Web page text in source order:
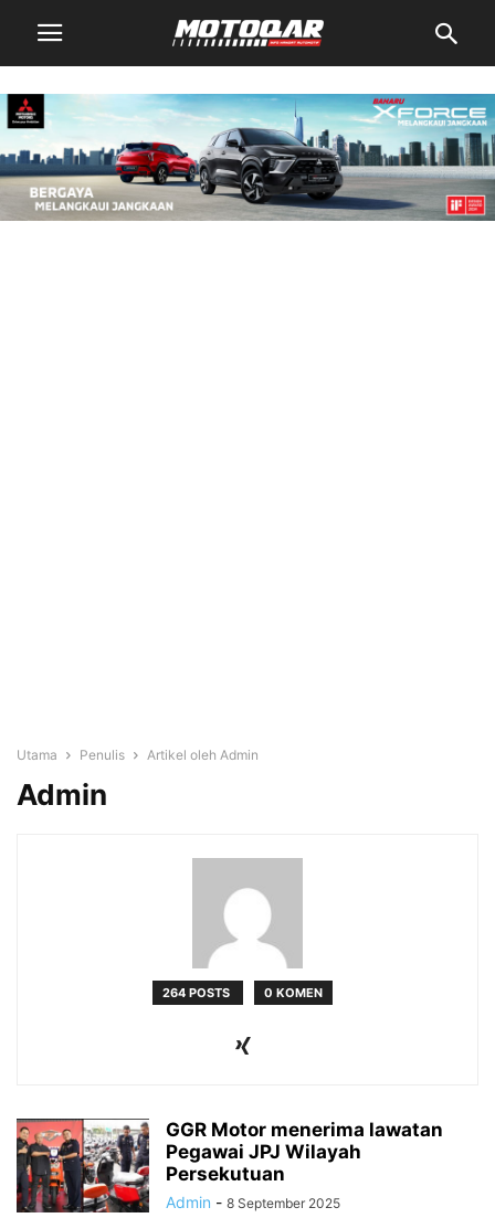
Utama Penulis Artikel oleh Admin
Admin
264 POSTS 0 KOMEN
GGR Motor menerima lawatan
Pegawai JPJ Wilayah
Persekutuan
Admin - 8 September 2025